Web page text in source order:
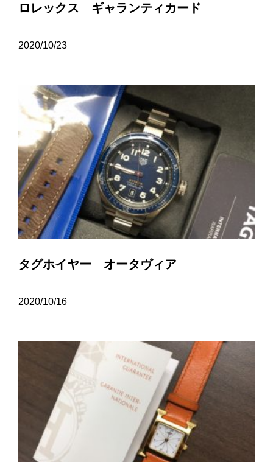
ロレックス ギャランティカード
2020/10/23
タグホイヤー オータヴィア
2020/10/16